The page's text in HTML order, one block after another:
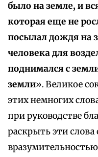
было на земле, и
которая еще не
посылал дождя на
человека для
поднимался с
земли». Великое
этих немногих
при руководстве
раскрыть эти
вразумительностью